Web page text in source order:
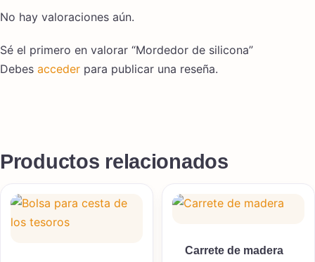
No hay valoraciones aún.
Sé el primero en valorar “Mordedor de silicona”
Debes acceder para publicar una reseña.
Productos relacionados
Carrete de madera